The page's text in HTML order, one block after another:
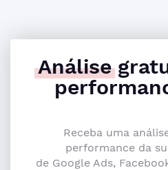
Análise
Receba uma
performance da
de Google Ads,